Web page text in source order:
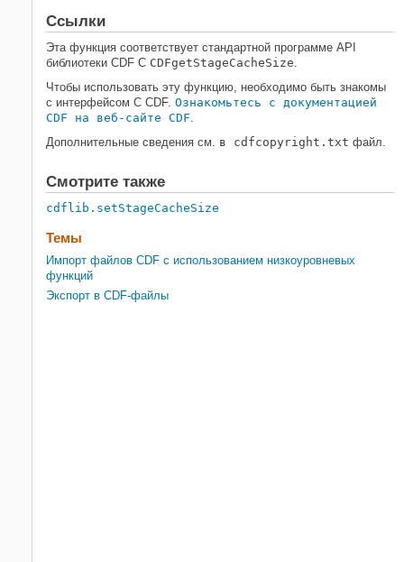
Ссылки
Эта функция соответствует стандартной программе API
библиотеки CDF C CDFgetStageCacheSize.
Чтобы использовать эту функцию, необходимо быть знакомы
с интерфейсом C CDF. Ознакомьтесь с документацией
CDF на веб-сайте CDF.
Дополнительные сведения см. в cdfcopyright.txt файл.
Смотрите также
cdflib.setStageCacheSize
Темы
Импорт файлов CDF с использованием низкоуровневых
функций
Экспорт в CDF-файлы